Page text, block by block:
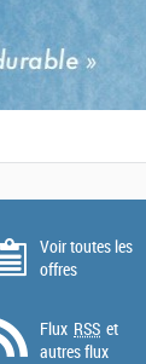
Voir toutes les
offres
Flux RSS et
autres flux